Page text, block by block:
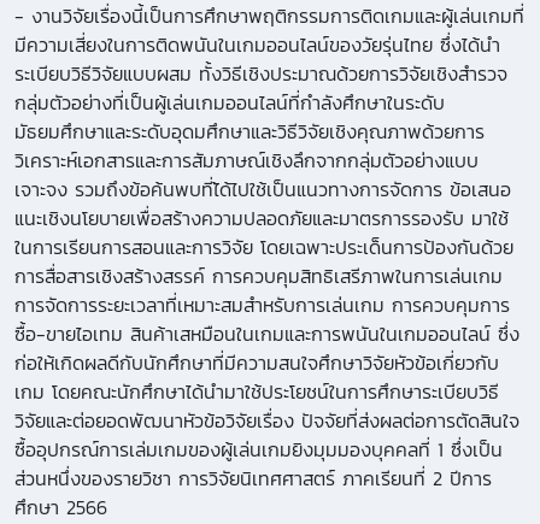
- งานวิจัยเรื่องนี้เป็นการศึกษาพฤติกรรมการติดเกมและผู้เล่นเกมที่
มีความเสี่ยงในการติดพนันในเกมออนไลน์ของวัยรุ่นไทย ซึ่งได้นำ
ระเบียบวิธีวิจัยแบบผสม ทั้งวิธีเชิงประมาณด้วยการวิจัยเชิงสำรวจ
กลุ่มตัวอย่างที่เป็นผู้เล่นเกมออนไลน์ที่กำลังศึกษาในระดับ
มัธยมศึกษาและระดับอุดมศึกษาและวิธีวิจัยเชิงคุณภาพด้วยการ
วิเคราะห์เอกสารและการสัมภาษณ์เชิงลึกจากกลุ่มตัวอย่างแบบ
เจาะจง รวมถึงข้อค้นพบที่ไ้ด้ไปใช้เป็นแนวทางการจัดการ ข้อเสนอ
แนะเชิงนโยบายเพื่อสร้างความปลอดภัยและมาตรการรองรับ มาใช้
ในการเรียนการสอนและการวิจัย โดยเฉพาะประเด็นการป้องกันด้วย
การสื่อสารเชิงสร้างสรรค์ การควบคุมสิทธิเสรีภาพในการเล่นเกม
การจัดการระยะเวลาที่เหมาะสมสำหรับการเล่นเกม การควบคุมการ
ซื้อ-ขายไอเทม สินค้าเสหมือนในเกมและการพนันในเกมออนไลน์ ซึ่ง
ก่อให้เกิดผลดีกับนักศึกษาที่มีความสนใจศึกษาวิจัยหัวข้อเกี่ยวกับ
เกม โดยคณะนักศึกษาได้นำมาใช้ประโยชน์ในการศึกษาระเบียบวิธี
วิจัยและต่อยอดพัฒนาหัวข้อวิจัยเรื่อง ปัจจัยที่ส่งผลต่อการตัดสินใจ
ซื้ออุปกรณ์การเล่มเกมของผู้เล่นเกมยิงมุมมองบุคคลที่ 1 ซึ่งเป็น
ส่วนหนึ่งของรายวิชา การวิจัยนิเทศศาสตร์ ภาคเรียนที่ 2 ปีการ
ศึกษา 2566